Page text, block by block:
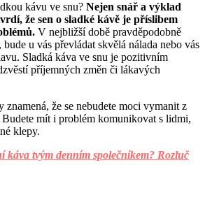
kávu ve snu? Nejen snář a výklad
že sen o sladké kávě je příslibem
V nejbližší době pravděpodobně
bude u vás převládat skvělá nálada nebo vás
Sladká káva ve snu je pozitivním
příjemných změn či lákavých
že se nebudete moci vymanit z
mít i problém komunikovat s lidmi,
klepy.
káva tvým denním společníkem? Rozluč